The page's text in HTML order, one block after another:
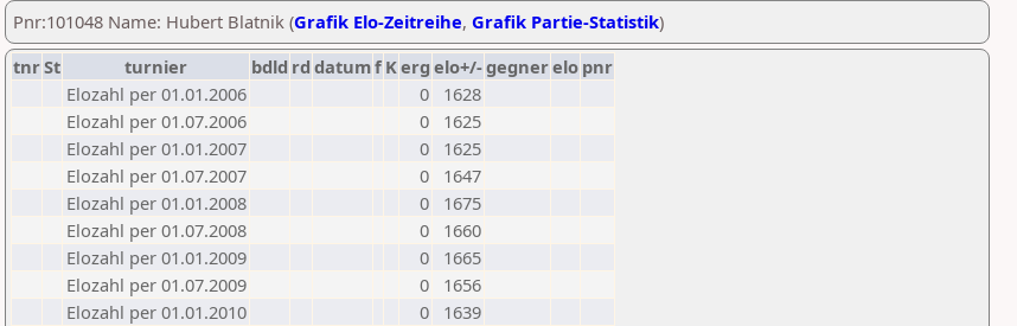
Pnr:101048 Name: Hubert Blatnik (Grafik Elo-Zeitreihe, Grafik Partie-Statistik)
tnrSt turnier bdld rd datumf Kerg elo+/-gegnerelo pnr
Elozahl per 01.01.2006
0
1628
Elozahl per 01.07.2006
0
1625
Elozahl per 01.01.2007
0
1625
Elozahl per 01.07.2007
0
1647
Elozahl per 01.01.2008
0
1675
Elozahl per 01.07.2008
0
1660
Elozahl per 01.01.2009
0
1665
Elozahl per 01.07.2009
0
1656
Elozahl per 01.01.2010
0
1639